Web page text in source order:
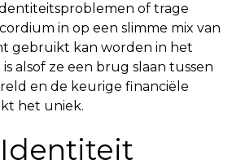
of trage
in op een slimme mix van
gebruikt kan worden in het
alsof ze een brug slaan tussen
en de keurige financiële
het uniek.
Identiteit